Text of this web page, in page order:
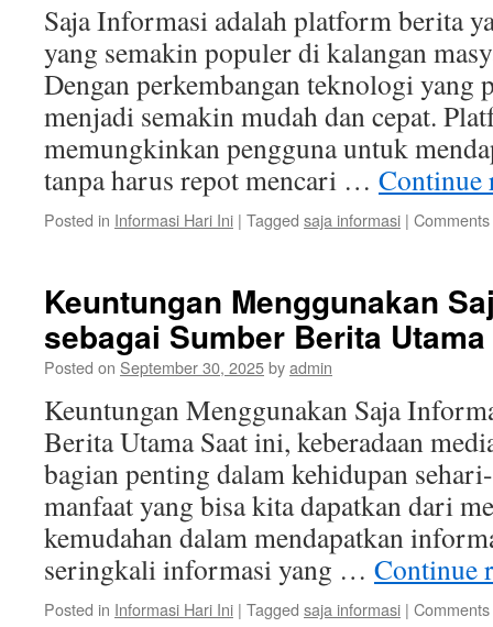
Saja Informasi adalah platform berita
yang semakin populer di kalangan
Dengan perkembangan teknologi yang
menjadi semakin mudah dan cepat.
memungkinkan pengguna untuk
tanpa harus repot mencari …
Posted in Informasi Hari Ini | Tagged saja informasi |
Keuntungan Menggunakan
sebagai Sumber Berita Utama
Posted on September 30, 2025byadmin
Keuntungan Menggunakan Saja
Berita Utama Saat ini, keberadaan
bagian penting dalam kehidupan
manfaat yang bisa kita dapatkan dari
kemudahan dalam mendapatkan
seringkali informasi yang … Continue
Posted in Informasi Hari Ini | Tagged saja informasi |